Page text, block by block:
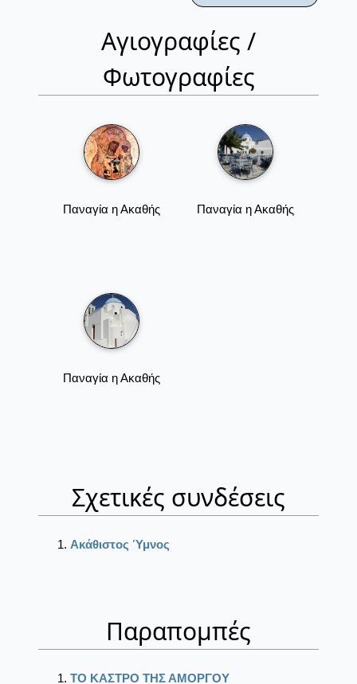
Αγιογραφίες /
Φωτογραφίες
Παναγία η Ακαθής Παναγία η Ακαθής
Παναγία η Ακαθής
Σχετικές συνδέσεις
Ακάθιστος Ύμνος
Παραπομπές
ΤΟ ΚΑΣΤΡΟ ΤΗΣ ΑΜΟΡΓΟΥ